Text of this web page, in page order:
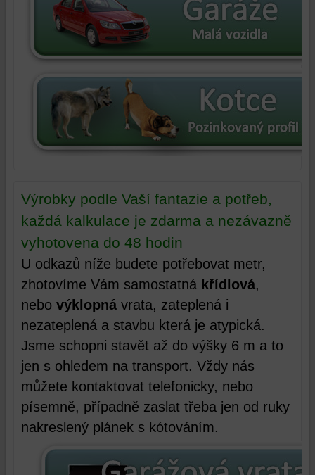
Výrobky podle Vaší fantazie a potřeb,
každá kalkulace je zdarma a nezávazně
vyhotovena do 48 hodin
U odkazů níže budete potřebovat metr,
zhotovíme Vám samostatná křídlová,
nebo výklopnávrata, zateplená i
nezateplená a stavbu která je atypická.
Jsme schopni stavět až do výšky 6 m a to
jen s ohledem na transport. Vždy nás
můžete kontaktovat telefonicky, nebo
písemně, případně zaslat třeba jen od ruky
nakreslený plánek s kótováním.